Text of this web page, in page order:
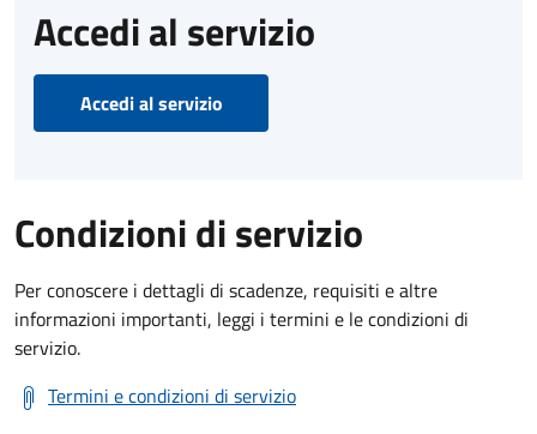
Accedi al servizio
Accedi al servizio
Condizioni di servizio
Per conoscere i dettagli di scadenze, requisiti e altre
informazioni importanti, leggi i termini e le condizioni di
servizio.
Termini e condizioni di servizio